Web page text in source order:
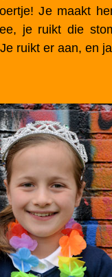
Je maakt
je ruikt die
ruikt er aan, en